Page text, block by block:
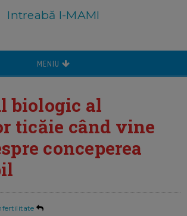
Intreabă I-MAMI
MENIU
biologic al
ticăie când vine
conceperea